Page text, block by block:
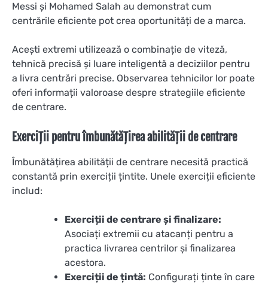
Messi și Mohamed Salah au demonstrat cum
centrările eficiente pot crea oportunități de a marca.
Acești extremi utilizează o combinație de viteză,
tehnică precisă și luare inteligentă a deciziilor pentru
a livra centrări precise. Observarea tehnicilor lor poate
oferi informații valoroase despre strategiile eficiente
de centrare.
Exerciții pentru îmbunătățirea abilității de centrare
Îmbunătățirea abilității de centrare necesită practică
constantă prin exerciții țintite. Unele exerciții eficiente
includ:
Exerciții de centrare și finalizare:
Asociați extremii cu atacanți pentru a
practica livrarea centrilor și finalizarea
acestora.
Exerciții de țintă: Configurați ținte în care